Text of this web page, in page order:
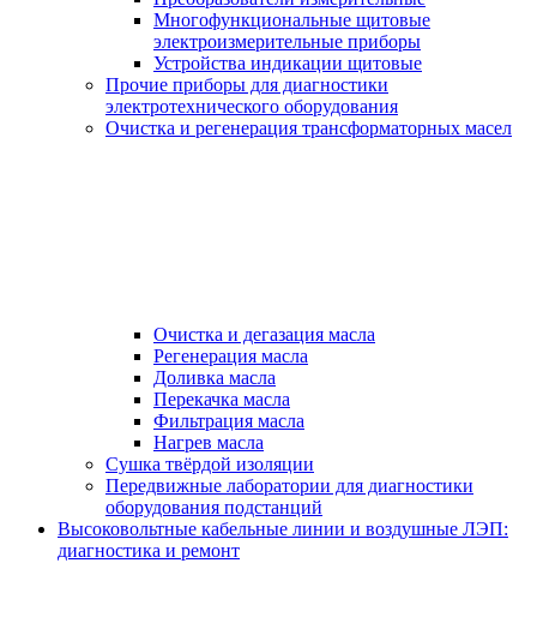
Многофункциональные щитовые
электроизмерительные приборы
Устройства индикации щитовые
Прочие приборы для диагностики
электротехнического оборудования
Очистка и регенерация трансформаторных масел
Очистка и дегазация масла
Регенерация масла
Доливка масла
Перекачка масла
Фильтрация масла
Нагрев масла
Сушка твёрдой изоляции
Передвижные лаборатории для диагностики
оборудования подстанций
Высоковольтные кабельные линии и воздушные ЛЭП:
диагностика и ремонт